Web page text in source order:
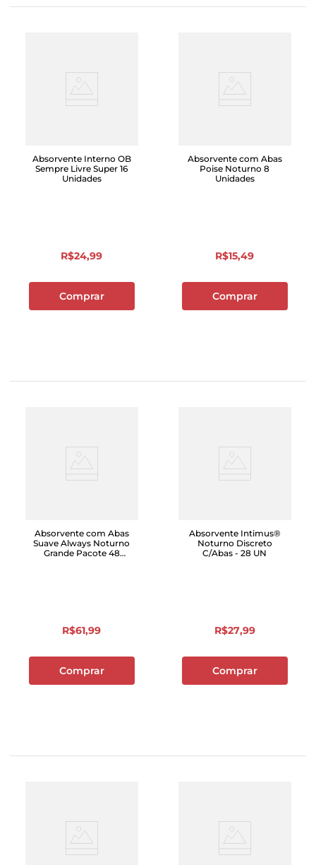
Absorvente Interno OB
Sempre Livre Super 16
Unidades
R$24,99
Comprar
Absorvente com Abas
Poise Noturno 8
Unidades
R$15,49
Comprar
Absorvente com Abas
Suave Always Noturno
Grande Pacote 48
R$61,99
Comprar
Absorvente Intimus®
Noturno Discreto
C/Abas - 28 UN
R$27,99
Comprar